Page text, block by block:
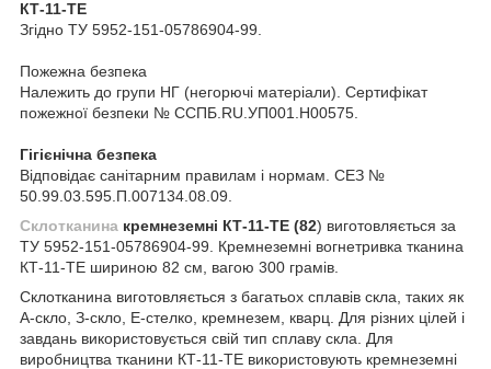
КТ-11-ТЕ
Згідно ТУ 5952-151-05786904-99.
Пожежна безпека
Належить до групи НГ (негорючі матеріали). Сертифікат
пожежної безпеки № ССПБ.RU.УП001.Н00575.
Гігієнічна безпека
Відповідає санітарним правилам і нормам. СЕЗ №
50.99.03.595.П.007134.08.09.
Склотканина кремнеземні КТ-11-ТЕ (82) виготовляється за
ТУ 5952-151-05786904-99. Кремнеземні вогнетривка тканина
КТ-11-ТЕ шириною 82 см, вагою 300 грамів.
Склотканина виготовляється з багатьох сплавів скла, таких як
А-скло, З-скло, Е-стелко, кремнезем, кварц. Для різних цілей і
завдань використовується свій тип сплаву скла. Для
виробництва тканини КТ-11-ТЕ використовують кремнеземні